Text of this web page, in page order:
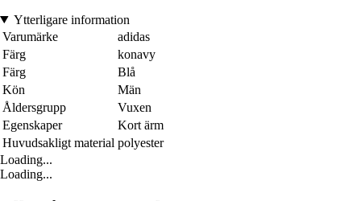
Ytterligare information
Varumärke
adidas
Färg
konavy
Färg
Blå
Kön
Män
Åldersgrupp
Vuxen
Egenskaper
Kort ärm
Huvudsakligt material polyester
Loading...
Loading...